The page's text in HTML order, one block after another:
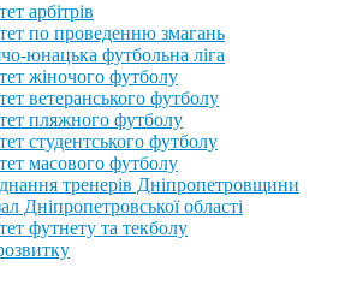
арбітрів
по проведенню змагань
юнацька футбольна ліга
жіночого футболу
ветеранського футболу
пляжного футболу
студентського футболу
масового футболу
тренерів Дніпропетровщини
Дніпропетровської області
футнету та текболу